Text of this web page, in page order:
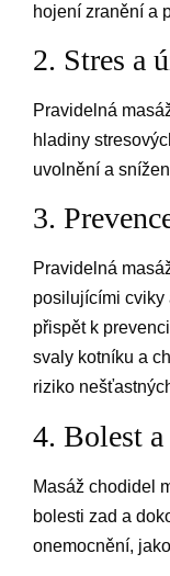
hojení zranění a
2. Stres a
Pravidelná
hladiny
uvolnění a
3.
Pravidelná
posilujícími cviky
přispět k
svaly kotníku a
riziko
4. Bolest
Masáž chodidel
bolesti zad a
onemocnění,